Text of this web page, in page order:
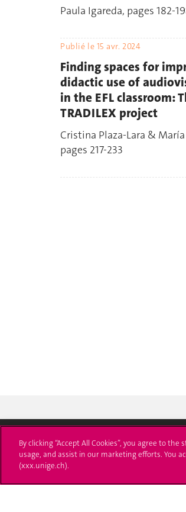
Paula Igareda, pages 182-
Publié le 15 avr. 2024
Finding spaces for
didactic use of
in the EFL classroom:
TRADILEX project
Cristina Plaza-Lara &
pages 217-233
Université de Genève
24 rue du Général-Dufour
By clicking “Accept All Cookies”, you agree to
usage, and assist in our marketing efforts. You
(xxx.unige.ch).